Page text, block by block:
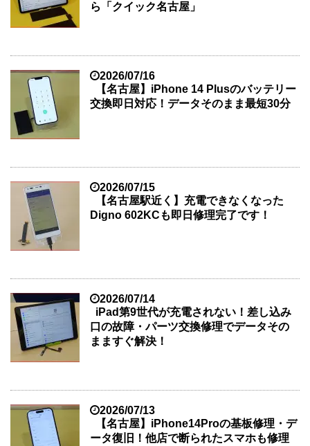
ら「クイック名古屋」
2026/07/16
【名古屋】iPhone 14 Plusのバッテリー
交換即日対応！データそのまま最短30分
2026/07/15
【名古屋駅近く】充電できなくなった
Digno 602KCも即日修理完了です！
2026/07/14
iPad第9世代が充電されない！差し込み
口の故障・パーツ交換修理でデータその
まますぐ解決！
2026/07/13
【名古屋】iPhone14Proの基板修理・デ
ータ復旧！他店で断られたスマホも修理